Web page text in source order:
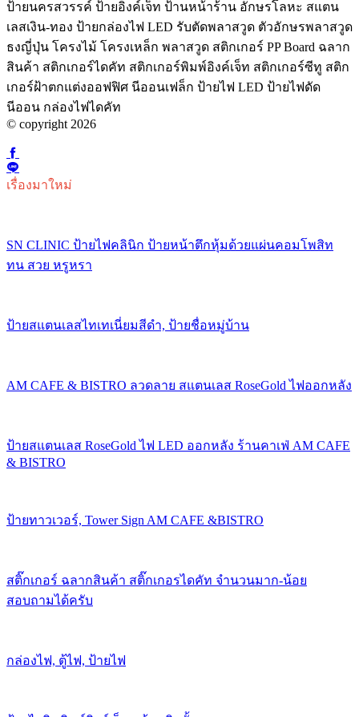
ป้ายนครสวรรค์ ป้ายอิงค์เจ็ท ป้านหน้าร้าน อักษรโลหะ สแตน
เลสเงิน-ทอง ป้ายกล่องไฟ LED รับตัดพลาสวูด ตัวอักษรพลาสวูด
ธงญี่ปุ่น โครงไม้ โครงเหล็ก พลาสวูด สติกเกอร์ PP Board ฉลาก
สินค้า สติกเกอร์ไดคัท สติกเกอร์พิมพ์อิงค์เจ็ท สติกเกอร์ซีทู สติก
เกอร์ฝ้าตกแต่งออฟฟิศ นีออนเฟล็ก ป้ายไฟ LED ป้ายไฟดัด
นีออน กล่องไฟไดคัท
© copyright 2026
เรื่องมาใหม่
SN CLINIC ป้ายไฟคลินิก ป้ายหน้าตึกหุ้มด้วยแผ่นคอมโพสิท
ทน สวย หรูหรา
ป้ายสแตนเลสไทเทเนี่ยมสีดำ, ป้ายชื่อหมู่บ้าน
AM CAFE & BISTRO ลวดลาย สแตนเลส RoseGold ไฟออกหลัง
ป้ายสแตนเลส RoseGold ไฟ LED ออกหลัง ร้านคาเฟ่ AM CAFE
& BISTRO
ป้ายทาวเวอร์, Tower Sign AM CAFE &BISTRO
สติ๊กเกอร์ ฉลากสินค้า สติ๊กเกอรไดคัท จำนวนมาก-น้อย
สอบถามได้ครับ
กล่องไฟ, ตู้ไฟ, ป้ายไฟ